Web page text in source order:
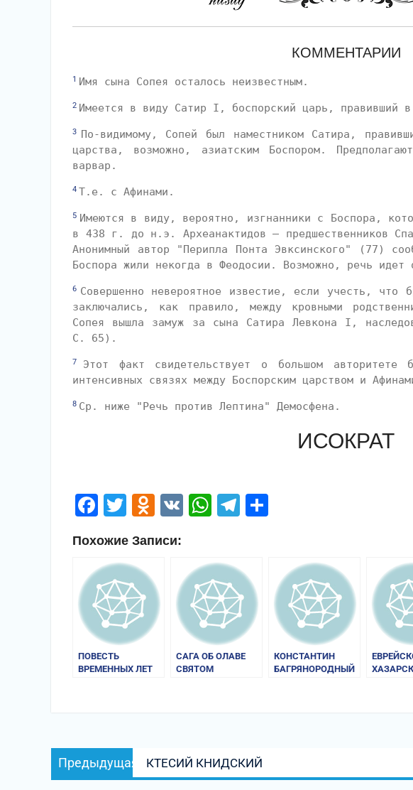
КОММЕНТАРИИ
1 Имя сына Сопея осталось неизвестным.
2 Имеется в виду Сатир I, боспорский царь,
3 По-видимому, Сопей был наместником Сатира,
царства, возможно, азиатским Боспором.
варвар.
4 Т.е. с Афинами.
5 Имеются в виду, вероятно, изгнанники с Боспора,
в 438 г. до н.э. Археанактидов — предшественников
Анонимный автор "Перипла Понта Эвксинского" (77)
Боспора жили некогда в Феодосии. Возможно, речь
6 Совершенно невероятное известие, если учесть, что
заключались, как правило, между кровными
Сопея вышла замуж за сына Сатира Левкона I,
С. 65).
7
Этот факт свидетельствует о большом
интенсивных связях между Боспорским царством и
8 Ср. ниже "Речь против Лептина" Демосфена.
ИСОКРАТ
Facebook
Twitter
Odnoklassniki
VK WhatsApp
Telegram
Похожие Записи:
ПОВЕСТЬ
ВРЕМЕННЫХ ЛЕТ
САГА ОБ ОЛАВЕ
СВЯТОМ
КОНСТАНТИН
БАГРЯНОРОДНЫЙ
Навигация
по
Предыдущая
Предыдущая
запись:
КТЕСИЙ КНИДСКИЙ